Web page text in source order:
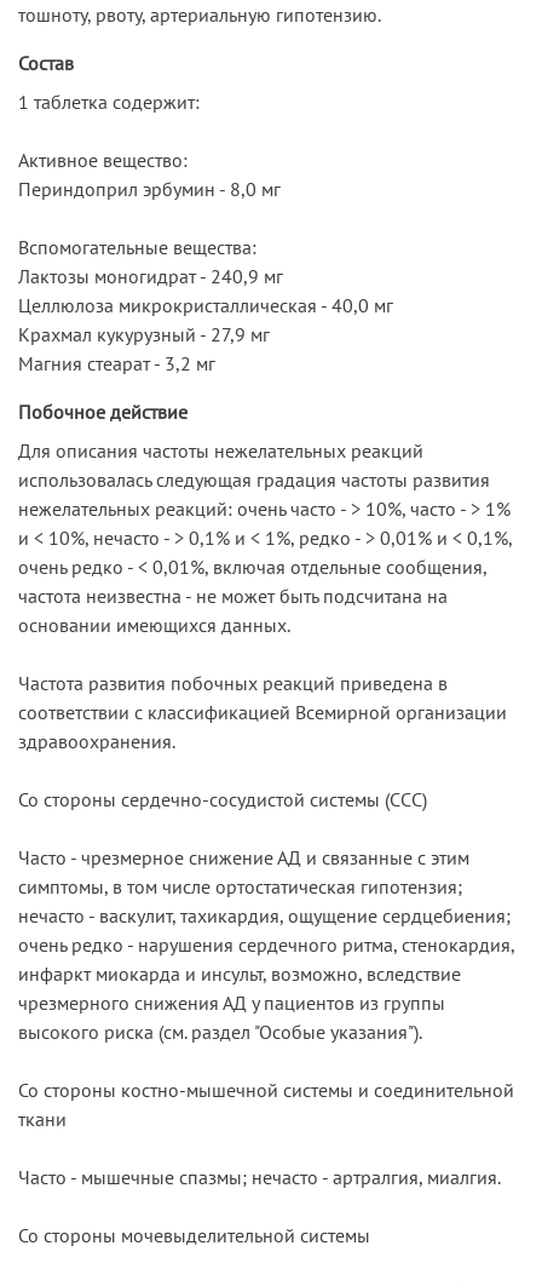
тошноту, рвоту, артериальную гипотензию.
Состав
1 таблетка содержит:
Активное вещество:
Периндоприл эрбумин - 8,0 мг
Вспомогательные вещества:
Лактозы моногидрат - 240,9 мг
Целлюлоза микрокристаллическая - 40,0 мг
Крахмал кукурузный - 27,9 мг
Магния стеарат - 3,2 мг
Побочное действие
Для описания частоты нежелательных реакций
использовалась следующая градация частоты развития
нежелательных реакций: очень часто - > 10%, часто - > 1%
и < 10%, нечасто - > 0,1% и < 1%, редко - > 0,01% и < 0,1%,
очень редко - < 0,01%, включая отдельные сообщения,
частота неизвестна - не может быть подсчитана на
основании имеющихся данных.
Частота развития побочных реакций приведена в
соответствии с классификацией Всемирной организации
здравоохранения.
Со стороны сердечно-сосудистой системы (ССС)
Часто - чрезмерное снижение АД и связанные с этим
симптомы, в том числе ортостатическая гипотензия;
нечасто - васкулит, тахикардия, ощущение сердцебиения;
очень редко - нарушения сердечного ритма, стенокардия,
инфаркт миокарда и инсульт, возможно, вследствие
чрезмерного снижения АД у пациентов из группы
высокого риска (см. раздел "Особые указания").
Со стороны костно-мышечной системы и соединительной
ткани
Часто - мышечные спазмы; нечасто - артралгия, миалгия.
Со стороны мочевыделительной системы